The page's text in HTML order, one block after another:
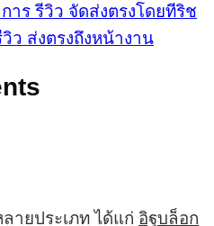
าร รีวิว จัดส่งตรงโดยทีริช
ว ส่งตรงถึงหน้างาน
ายประเภท ได้แก่ อิฐบล็อก